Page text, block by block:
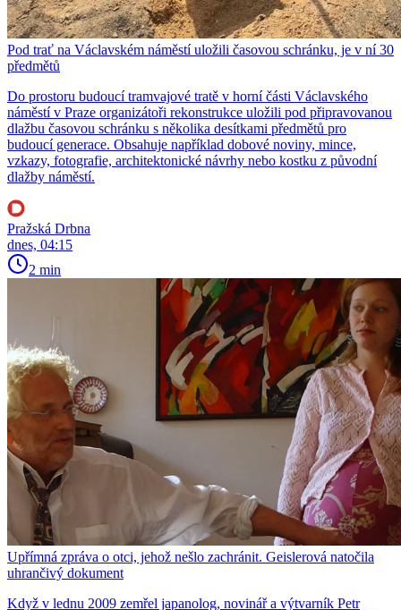
Pod trať na Václavském náměstí uložili časovou schránku, je v ní 30
předmětů
Do prostoru budoucí tramvajové tratě v horní části Václavského
náměstí v Praze organizátoři rekonstrukce uložili pod připravovanou
dlažbu časovou schránku s několika desítkami předmětů pro
budoucí generace. Obsahuje například dobové noviny, mince,
vzkazy, fotografie, architektonické návrhy nebo kostku z původní
dlažby náměstí.
Pražská Drbna
dnes, 04:15
2 min
Upřímná zpráva o otci, jehož nešlo zachránit. Geislerová natočila
uhrančivý dokument
Když v lednu 2009 zemřel japanolog, novinář a výtvarník Petr